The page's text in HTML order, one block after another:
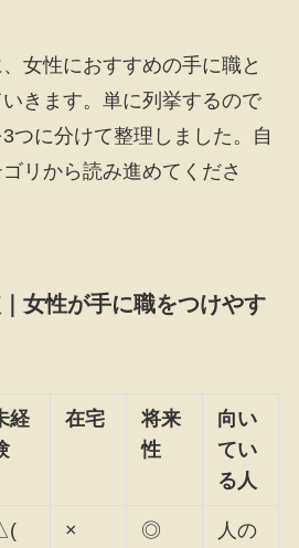
女性におすすめの手に職と
きます。単に列挙するので
つに分けて整理しました。自
リから読み進めてくださ
女性が手に職をつけやす
経
在宅
将来
性
向い
てい
る人
× ◎
人の